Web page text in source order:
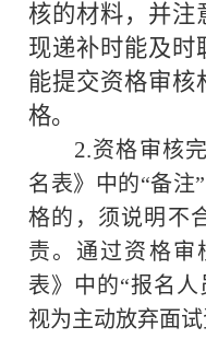
核的材料，并注
现递补时能及时
能提交资格审核
格。
2.资格审核
名表》中的“备注
格的，须说明不
责。通过资格审
表》中的“报名
视为主动放弃面试